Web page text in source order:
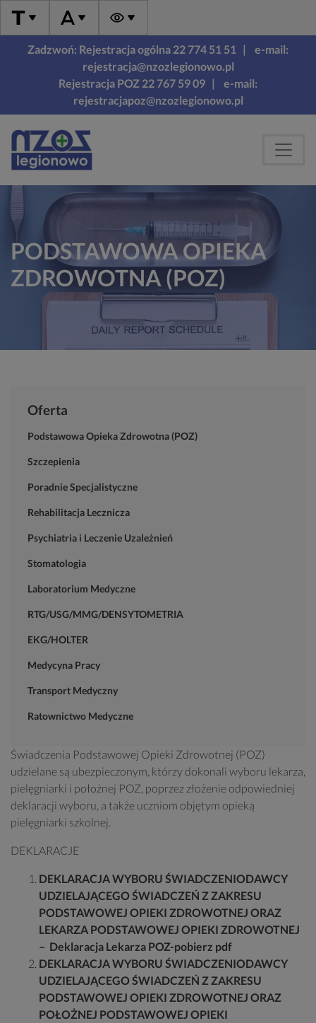
Zadzwoń: Rejestracja ogólna 22 774 51 51 | e-mail:
rejestracja@nzozlegionowo.pl
Rejestracja POZ 22 767 59 09 | e-mail:
rejestracjapoz@nzozlegionowo.pl
PODSTAWOWA OPIEKA
ZDROWOTNA (POZ)
Oferta
Podstawowa Opieka Zdrowotna (POZ)
Szczepienia
Poradnie Specjalistyczne
Rehabilitacja Lecznicza
Psychiatria i Leczenie Uzależnień
Stomatologia
Laboratorium Medyczne
RTG/USG/MMG/DENSYTOMETRIA
EKG/HOLTER
Medycyna Pracy
Transport Medyczny
Ratownictwo Medyczne
Świadczenia Podstawowej Opieki Zdrowotnej (POZ)
udzielane są ubezpieczonym, którzy dokonali wyboru lekarza,
pielęgniarki i położnej POZ, poprzez złożenie odpowiedniej
deklaracji wyboru, a także uczniom objętym opieką
pielęgniarki szkolnej.
DEKLARACJE
DEKLARACJA WYBORU ŚWIADCZENIODAWCY
UDZIELAJĄCEGO ŚWIADCZEŃ Z ZAKRESU
PODSTAWOWEJ OPIEKI ZDROWOTNEJ ORAZ
LEKARZA PODSTAWOWEJ OPIEKI ZDROWOTNEJ
– Deklaracja Lekarza POZ-pobierz pdf
DEKLARACJA WYBORU ŚWIADCZENIODAWCY
UDZIELAJĄCEGO ŚWIADCZEŃ Z ZAKRESU
PODSTAWOWEJ OPIEKI ZDROWOTNEJ ORAZ
POŁOŻNEJ PODSTAWOWEJ OPIEKI